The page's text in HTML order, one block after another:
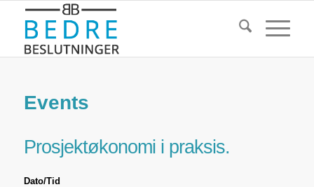
Events
Prosjektøkonomi i praksis.
Dato/Tid